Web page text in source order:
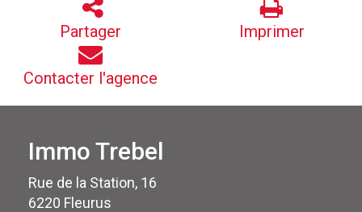
Partager Imprimer
Contacter l'agence
Immo Trebel
Rue de la Station, 16
6220 Fleurus